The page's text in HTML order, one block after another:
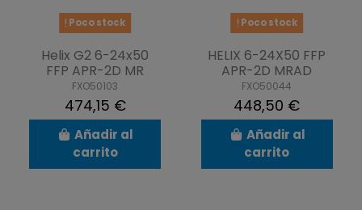
Poco stock
Helix G2 6-24x50
FFP APR-2D MR
FXO50103
474,15 €
Añadir al
carrito
Poco stock
HELIX 6-24X50 FFP
APR-2D MRAD
FXO50044
448,50 €
Añadir al
carrito